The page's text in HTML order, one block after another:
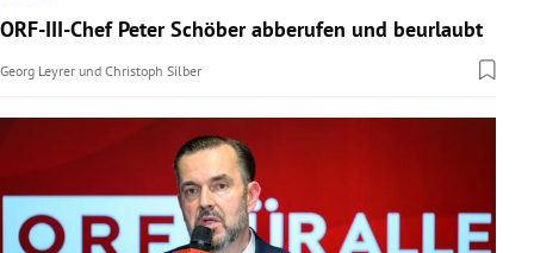
ORF-III-Chef Peter Schöber abberufen und beurlaubt
Georg Leyrer und Christoph Silber